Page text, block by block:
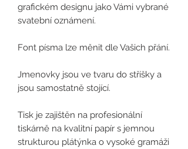
grafickém designu jako Vámi vybrané
svatební oznámení.
Font písma lze měnit dle Vašich přání.
Jmenovky jsou ve tvaru do stříšky a
jsou samostatně stojící.
Tisk je zajištěn na profesionální
tiskárně na kvalitní papír s jemnou
strukturou plátýnka o vysoké gramáži